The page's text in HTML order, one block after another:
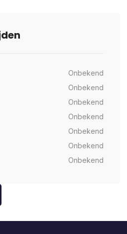
Onbekend
Onbekend
Onbekend
Onbekend
Onbekend
Onbekend
Onbekend